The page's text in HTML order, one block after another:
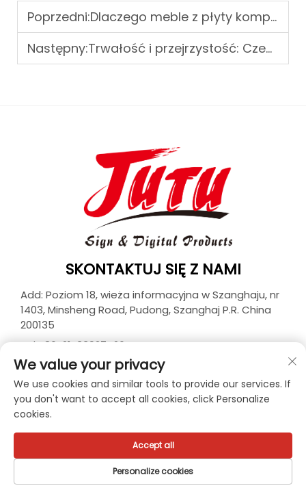
Poprzedni:Dlaczego meble z płyty kompozytowej podbijają rynek
Następny:Trwałość i przejrzystość: Czego oczekiwać od producentów płyt akrylowych
SKONTAKTUJ SIĘ Z NAMI
Add: Poziom 18, wieża informacyjna w Szanghaju, nr
1403, Minsheng Road, Pudong, Szanghaj P.R. China
200135
Tel:+86-21-33927426
E-mail:[email protected]
Prawa autorskie © 2025 JUTU New Materials Technology
Limited. Wszystkie prawa zastrzeżone. -Polityka
prywatności
We value your privacy
We use cookies and similar tools to provide our services. If
you don't want to accept all cookies, click Personalize
cookies.
Personalize cookies
Accept all